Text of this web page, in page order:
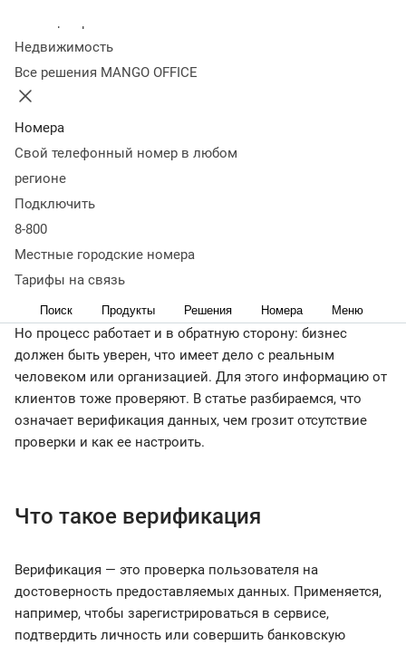
Недвижимость
Все решения MANGO OFFICE
Номера
Свой телефонный номер в любом
регионе
Подключить
8-800
Местные городские номера
Тарифы на связь
Поиск Продукты Решения Номера Меню
данныхМетоды верификации
валидации
верификации
< Журнал
технологий: сайта с предложениями товаров и услуг или
профиля в социальной сети, на онлайн-картах, в
маркетплейсе. Чтобы выделиться среди фейков и
убедить контрагентов, что компании можно доверять,
необходимо подтвердить информацию о себе в
Но процесс работает и в обратную сторону: бизнес
должен быть уверен, что имеет дело с реальным
человеком или организацией. Для этого информацию от
клиентов тоже проверяют. В статье разбираемся, что
означает верификация данных, чем грозит отсутствие
проверки и как ее настроить.
Что такое верификация
Верификация — это проверка пользователя на
достоверность предоставляемых данных. Применяется,
например, чтобы зарегистрироваться в сервисе,
подтвердить личность или совершить банковскую